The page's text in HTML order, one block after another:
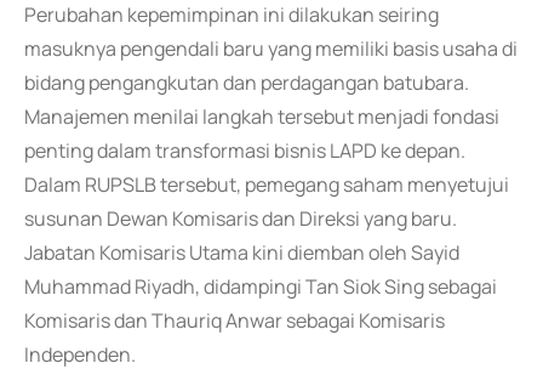
Perubahan kepemimpinan ini dilakukan seiring
masuknya pengendali baru yang memiliki basis usaha di
bidang pengangkutan dan perdagangan batubara.
Manajemen menilai langkah tersebut menjadi fondasi
penting dalam transformasi bisnis LAPD ke depan.
Dalam RUPSLB tersebut, pemegang saham menyetujui
susunan Dewan Komisaris dan Direksi yang baru.
Jabatan Komisaris Utama kini diemban oleh Sayid
Muhammad Riyadh, didampingi Tan Siok Sing sebagai
Komisaris dan Thauriq Anwar sebagai Komisaris
Independen.